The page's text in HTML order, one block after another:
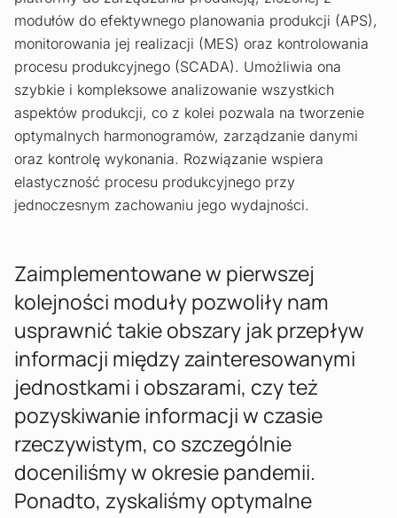
modułów do efektywnego planowania produkcji (APS),
monitorowania jej realizacji (MES) oraz kontrolowania
procesu produkcyjnego (SCADA). Umożliwia ona
szybkie i kompleksowe analizowanie wszystkich
aspektów produkcji, co z kolei pozwala na tworzenie
optymalnych harmonogramów, zarządzanie danymi
oraz kontrolę wykonania. Rozwiązanie wspiera
elastyczność procesu produkcyjnego przy
jednoczesnym zachowaniu jego wydajności.
Zaimplementowane w pierwszej
kolejności moduły pozwoliły nam
usprawnić takie obszary jak przepływ
informacji między zainteresowanymi
jednostkami i obszarami, czy też
pozyskiwanie informacji w czasie
rzeczywistym, co szczególnie
doceniliśmy w okresie pandemii.
Ponadto, zyskaliśmy optymalne